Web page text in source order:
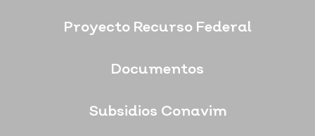
Proyecto Recurso Federal
Documentos
Subsidios Conavim